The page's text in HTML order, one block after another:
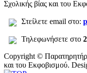
Σχολικής βίας και του
Στείλετε email στο:
Τηλεφωνήσετε στο
Copyright ©
και του Εκφοβισμού.